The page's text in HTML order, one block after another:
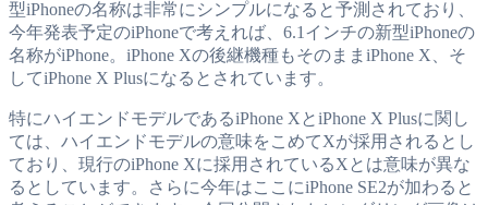
型iPhoneの名称は非常にシンプルになると予測されており、
今年発表予定のiPhoneで考えれば、6.1インチの新型iPhoneの
名称がiPhone。iPhone Xの後継機種もそのままiPhone X、そ
してiPhone X Plusになるとされています。
特にハイエンドモデルであるiPhone XとiPhone X Plusに関し
ては、ハイエンドモデルの意味をこめてXが採用されるとし
ており、現行のiPhone Xに採用されているXとは意味が異な
るとしています。さらに今年はここにiPhone SE2が加わると